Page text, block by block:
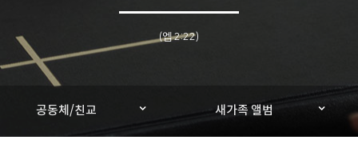
(엡 2:22)
공동체/친교 새가족 앨범